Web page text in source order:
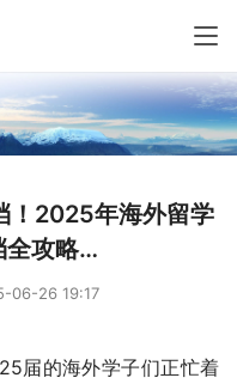
！2025年海外留学
全攻略…
06-26 19:17
届的海外学子们正忙着